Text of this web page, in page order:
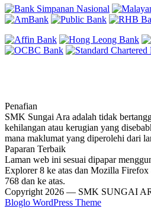
Penafian
SMK Sungai Ara adalah tidak
kehilangan atau kerugian yang
mana maklumat yang diperolehi dari
Paparan Terbaik
Laman web ini sesuai dipapar
Explorer 8 ke atas dan Mozilla
768 dan ke atas.
Copyright 2026 — SMK SUNGAI
Bloglo WordPress Theme